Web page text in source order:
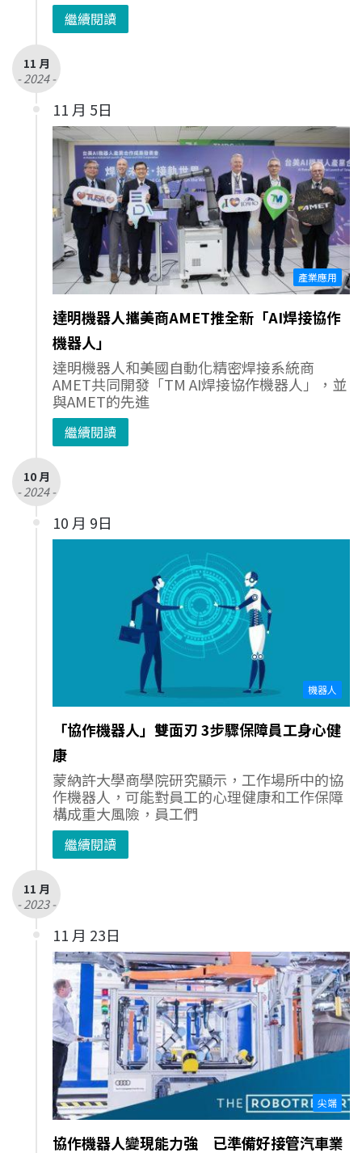
繼續閱讀
11 月
- 2024 -
11 月 5日
產業應用
達明機器人攜美商AMET推全新「AI焊接協作
機器人」
達明機器人和美國自動化精密焊接系統商
AMET共同開發「TM AI焊接協作機器人」，並
與AMET的先進
繼續閱讀
10 月
- 2024 -
10 月 9日
機器人
「協作機器人」雙面刃 3步驟保障員工身心健
康
蒙納許大學商學院研究顯示，工作場所中的協
作機器人，可能對員工的心理健康和工作保障
構成重大風險，員工們
繼續閱讀
11 月
- 2023 -
11 月 23日
尖端
協作機器人變現能力強 已準備好接管汽車業